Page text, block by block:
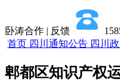
卧涛合作 | 反馈
首页 四川通知公告 四川
郫都区知识产权